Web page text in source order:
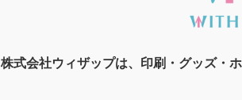
株式会社ウィザップは、印刷・グッズ・